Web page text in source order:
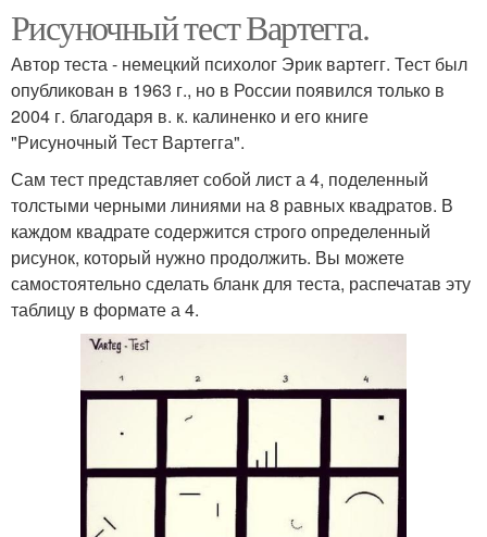
Рисуночный тест Вартегга.
Автор теста - немецкий психолог Эрик вартегг. Тест был
опубликован в 1963 г., но в России появился только в
2004 г. благодаря в. к. калиненко и его книге
"Рисуночный Тест Вартегга".
Сам тест представляет собой лист а 4, поделенный
толстыми черными линиями на 8 равных квадратов. В
каждом квадрате содержится строго определенный
рисунок, который нужно продолжить. Вы можете
самостоятельно сделать бланк для теста, распечатав эту
таблицу в формате а 4.